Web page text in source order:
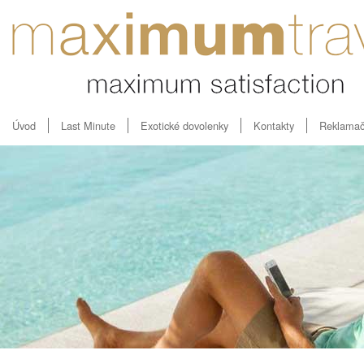
Úvod Last Minute Exotické dovolenky Kontakty